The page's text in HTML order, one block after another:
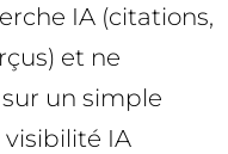
IA (citations,
et ne
un simple
visibilité IA